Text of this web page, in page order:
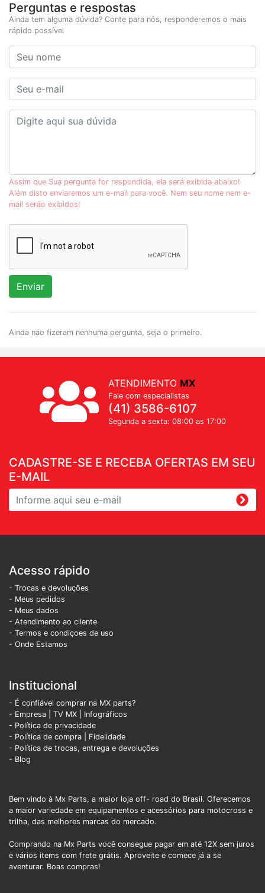
Perguntas e respostas
Ainda tem alguma dúvida? Conte para nós, responderemos o mais
rápido possível
Assim que Sua pergunta for respondida, ela será exibida abaixo!
Além disto enviaremos um e-mail para você. Nem seu nome nem e-
mail serão exibidos!
Enviar
Ainda não fizeram nenhuma pergunta, seja o primeiro.
CADASTRE-SE E RECEBA OFERTAS EM SEU
E-MAIL
ATENDIMENTO MX
Fale com especialistas
(41) 3586-6107
Segunda a sexta: 08:00 as 17:00
Acesso rápido
- Trocas e devoluções
- Meus pedidos
- Meus dados
- Atendimento ao cliente
- Termos e condiçoes de uso
- Onde Estamos
Institucional
- É confiável comprar na MX parts?
- Empresa
TV MX
Infográficos
- Política de privacidade
- Política de compra | Fidelidade
- Política de trocas, entrega e devoluções
- Blog
Bem vindo à Mx Parts, a maior loja off- road do Brasil. Oferecemos
a maior variedade em equipamentos e acessórios para motocross e
trilha, das melhores marcas do mercado.
Comprando na Mx Parts você consegue pagar em até 12X sem juros
e vários items com frete grátis. Aproveite e comece já a se
aventurar. Boas compras!